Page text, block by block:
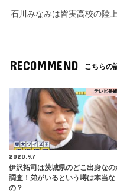
石川みなみは皆実高校の陸
RECOMMEND こちらの
テレビ番組
2020.9.7
伊沢拓司は茨城県のどこ出身なの
調査！弟がいるという噂は本当な
の？